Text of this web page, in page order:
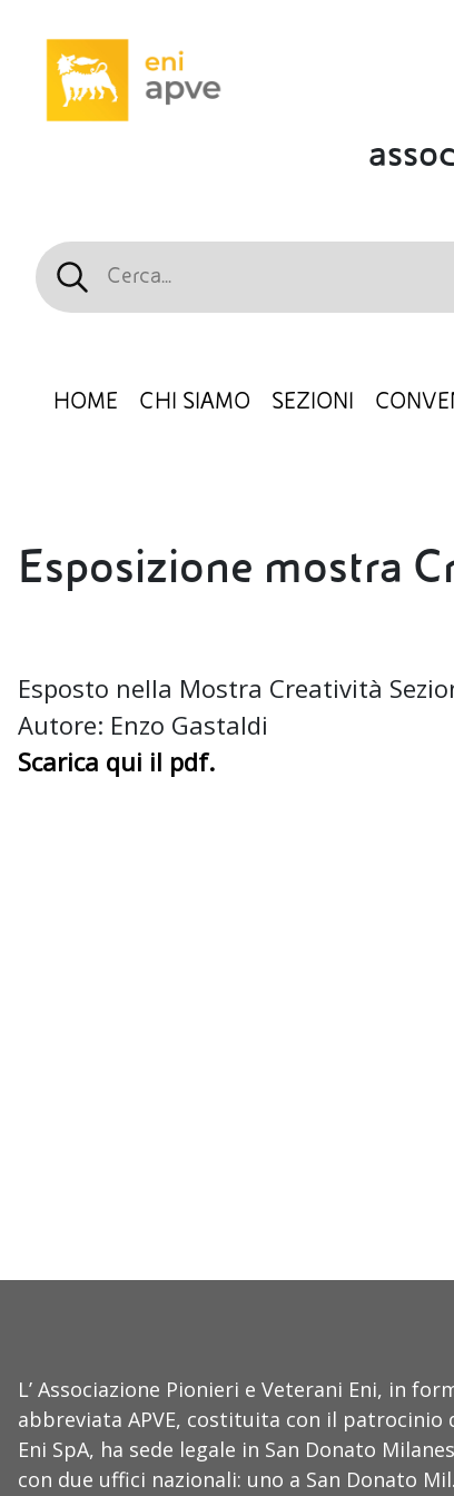
HOME CHI SIAMO SEZIONI
Esposizione mostra
Esposto nella Mostra Creatività
Autore: Enzo Gastaldi
Scarica qui il pdf.
L’ Associazione Pionieri e Veterani Eni, in
abbreviata APVE, costituita con il patrocinio
Eni SpA, ha sede legale in San Donato
con due uffici nazionali: uno a San Donato